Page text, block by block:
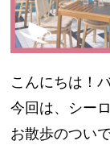
こんにちは！
今回は、シー
お散歩のつい